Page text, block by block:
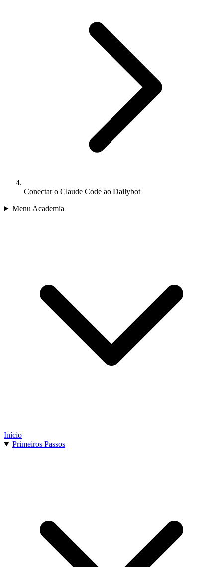
Conectar o Claude Code ao Dailybot
Menu Academia
Início
Primeiros Passos